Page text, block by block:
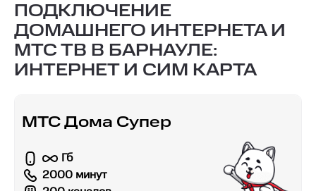
ПОДКЛЮЧЕНИЕ
ДОМАШНЕГО ИНТЕРНЕТА И
МТС ТВ В БАРНАУЛЕ:
ИНТЕРНЕТ И СИМ КАРТА
МТС Дома Супер
Гб
2000 минут